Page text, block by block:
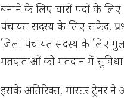
बनाने के लिए चारों पदों के
पंचायत सदस्य के लिए सफेद,
जिला पंचायत सदस्य के लिए
मतदाताओं को मतदान में सुविधा
इसके अतिरिक्त, मास्टर ट्रेनर ने